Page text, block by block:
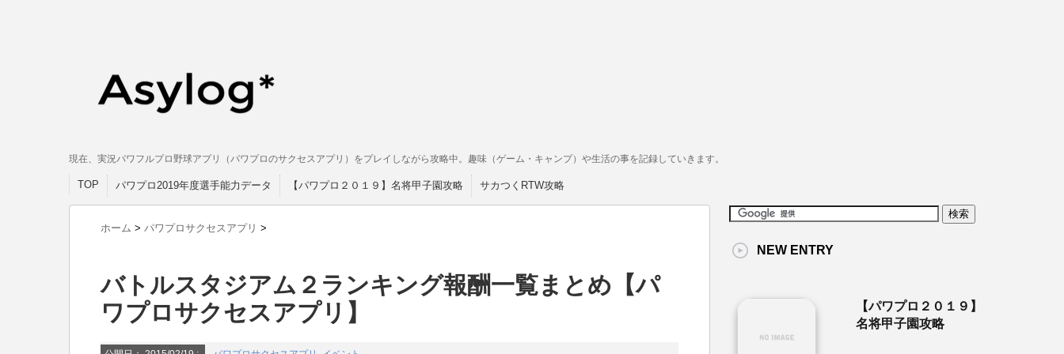
現在、実況パワフルプロ野球アプリ（パワプロのサクセスアプリ）をプレイしながら攻略中。趣味（ゲーム・キャンプ）や生活の事を記録していきます。
TOP パワプロ2019年度選手能力データ 【パワプロ２０１９】名将甲子園攻略 サカつくRTW攻略
ホーム > パワプロサクセスアプリ >
バトルスタジアム２ランキング報酬一覧まとめ【パ
ワプロサクセスアプリ】
NEW ENTRY
【パワプロ２０１９】
名将甲子園攻略